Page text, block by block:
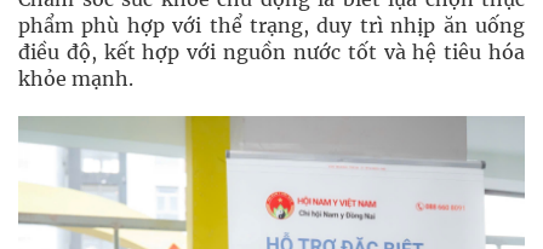
phẩm phù hợp với thể trạng, duy trì nhịp ăn uống
điều độ, kết hợp với nguồn nước tốt và hệ tiêu hóa
khỏe mạnh.